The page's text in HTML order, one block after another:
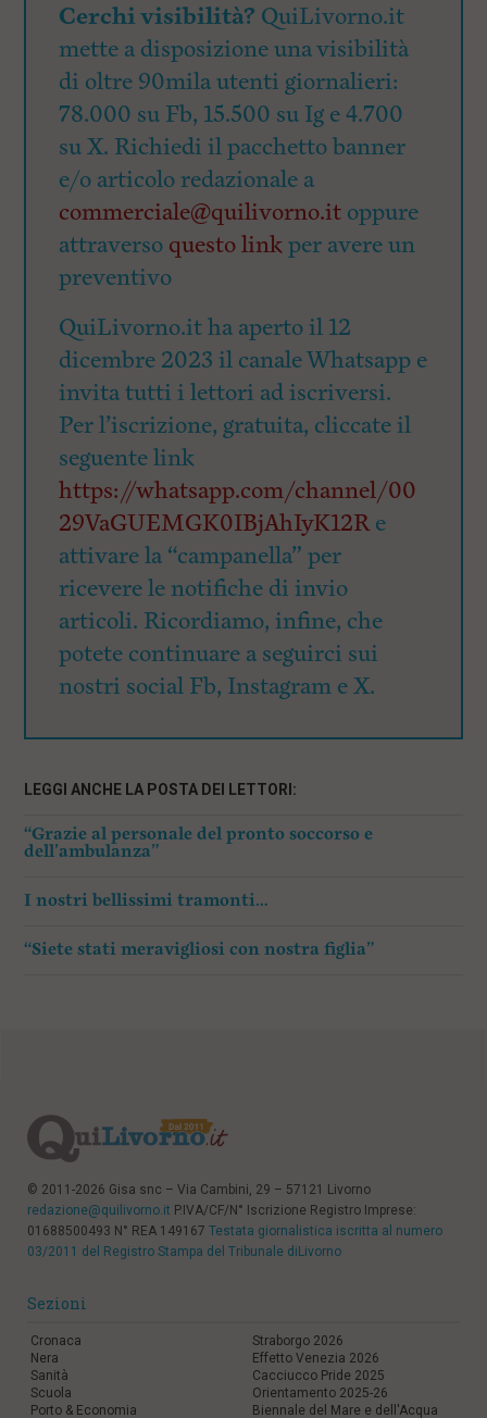
Cerchi visibilità? QuiLivorno.it
mette a disposizione una visibilità
di oltre 90mila utenti giornalieri:
78.000 su Fb, 15.500 su Ig e 4.700
su X. Richiedi il pacchetto banner
e/o articolo redazionale a
commerciale@quilivorno.it oppure
attraverso questo linkper avere un
preventivo
QuiLivorno.it ha aperto il 12
dicembre 2023 il canale Whatsapp e
invita tutti i lettori ad iscriversi.
Per l’iscrizione, gratuita, cliccate il
seguente link
https://whatsapp.com/channel/00
29VaGUEMGK0IBjAhIyK12Re
attivare la “campanella” per
ricevere le notifiche di invio
articoli. Ricordiamo, infine, che
potete continuare a seguirci sui
nostri social Fb, Instagram e X.
LEGGI ANCHE LA POSTA DEI LETTORI:
“Grazie al personale del pronto soccorso e
dell’ambulanza”
I nostri bellissimi tramonti…
“Siete stati meravigliosi con nostra figlia”
© 2011-2026 Gisa snc – Via Cambini, 29 – 57121 Livorno
redazione@quilivorno.it P.IVA/CF/N° Iscrizione Registro Imprese:
01688500493 N° REA 149167 Testata giornalistica iscritta al numero
03/2011 del Registro Stampa del Tribunale diLivorno
Sezioni
Cronaca
Nera
Sanità
Scuola
Porto & Economia
Straborgo 2026
Effetto Venezia 2026
Cacciucco Pride 2025
Orientamento 2025-26
Biennale del Mare e dell'Acqua